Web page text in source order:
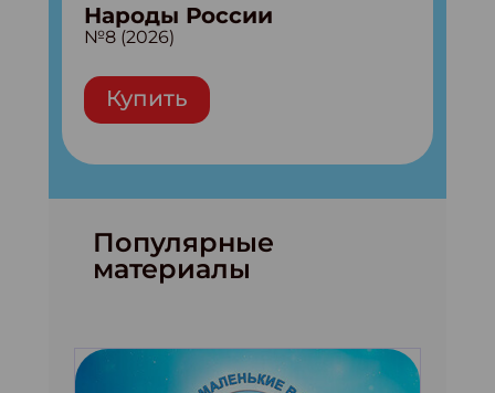
Народы России
№8 (2026)
Купить
Популярные
материалы